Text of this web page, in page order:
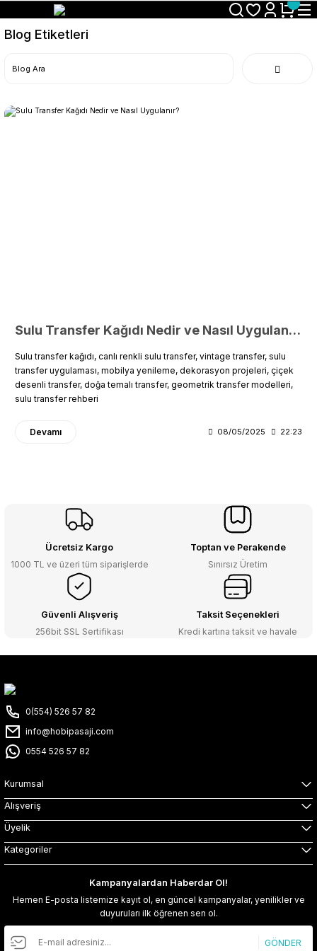
Size Özel "HG10" Koduyla Sepette Hemen %10 İndirimi Kaçırma
Blog Etiketleri
Sulu Transfer Kağıdı Nedir ve Nasıl Uygulanır?
Sulu transfer kağıdı, canlı renkli sulu transfer, vintage transfer, sulu
transfer uygulaması, mobilya yenileme, dekorasyon projeleri, çiçek
desenli transfer, doğa temalı transfer, geometrik transfer modelleri,
sulu transfer rehberi
Devamı 08/05/2025 22:23
Ücretsiz Kargo
1000 TL ve üzeri tüm siparişlerde
Toptan ve Perakende
Sınırsız Üretim
Güvenli Alışveriş
256bit SSL Sertifikası
Taksit Seçenekleri
Kredi kartına taksit ve havale
0(554) 526 57 82
info@hobipasaji.com
0554 526 57 82
Kurumsal
Alışveriş
Üyelik
Kategoriler
Kampanyalardan Haberdar Ol!
Hemen E-posta listemize kayıt ol, en güncel kampanyalar, yenilikler ve
duyuruları ilk öğrenen sen ol.
GÖNDER